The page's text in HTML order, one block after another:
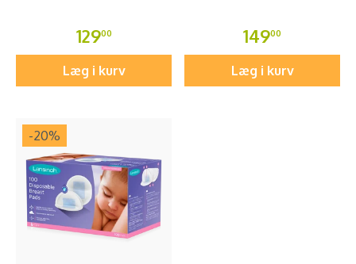
12900
Læg i kurv
14900
Læg i kurv
-20%